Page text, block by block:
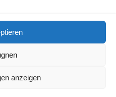
anzeigen
unabhängige Künstler und
maßgeschneiderte Lösungen
der Musikindustrie.
Vinyl Production – DUBOX –
Museum of Vinyl Arts